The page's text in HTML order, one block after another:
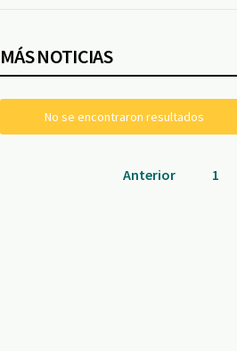
MÁS NOTICIAS
No se encontraron resultados
Anterior 1